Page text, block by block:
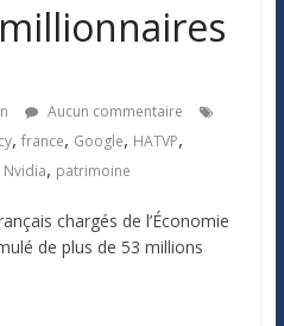
Aucun commentaire
, france, Google, HATVP,
Nvidia, patrimoine
chargés de l’Économie
de plus de 53 millions